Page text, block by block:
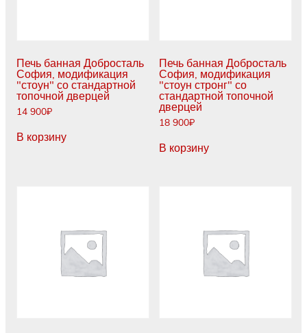
Печь банная Добросталь
София, модификация
"стоун" со стандартной
топочной дверцей
14 900₽
В корзину
Печь банная Добросталь
София, модификация
"стоун стронг" со
стандартной топочной
дверцей
18 900₽
В корзину